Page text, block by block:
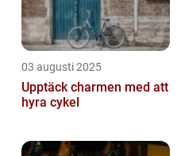
03 augusti 2025
Upptäck charmen med att
hyra cykel